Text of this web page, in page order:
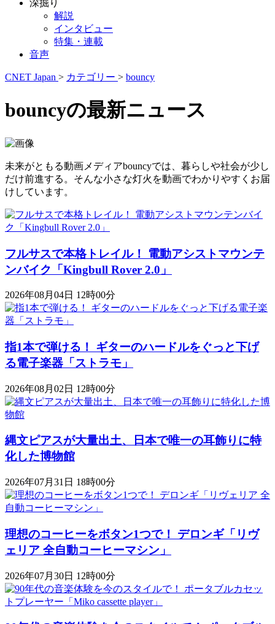
深掘り
解説
インタビュー
特集・連載
音声
CNET Japan > カテゴリー > bouncy
bouncyの最新ニュース
未来がともる動画メディアbouncyでは、暮らしや社会が少し
だけ前進する。そんな小さな灯火を動画でわかりやすくお届
けしています。
フルサスで本格トレイル！ 電動アシストマウンテ
ンバイク「Kingbull Rover 2.0」
2026年08月04日 12時00分
指1本で弾ける！ ギターのハードルをぐっと下げ
る電子楽器「ストラモ」
2026年08月02日 12時00分
縄文ピアスが大量出土、日本で唯一の耳飾りに特
化した博物館
2026年07月31日 18時00分
理想のコーヒーをボタン1つで！ デロンギ「リヴ
ェリア 全自動コーヒーマシン」
2026年07月30日 12時00分